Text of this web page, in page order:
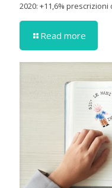
2020: +11,6%
Read more